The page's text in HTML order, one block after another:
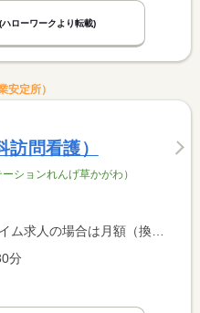
(ハローワークより転載)
安定所）
問看護）
ションれんげ草かがわ）
、パート求人の場合は時間額を表示しています。
分